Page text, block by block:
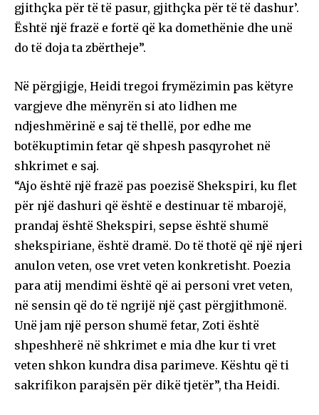
gjithçka për të të pasur, gjithçka për të të dashur’.
Është një frazë e fortë që ka domethënie dhe unë
do të doja ta zbërtheje”.
Në përgjigje, Heidi tregoi frymëzimin pas këtyre
vargjeve dhe mënyrën si ato lidhen me
ndjeshmërinë e saj të thellë, por edhe me
botëkuptimin fetar që shpesh pasqyrohet në
shkrimet e saj.
“Ajo është një frazë pas poezisë Shekspiri, ku flet
për një dashuri që është e destinuar të mbarojë,
prandaj është Shekspiri, sepse është shumë
shekspiriane, është dramë. Do të thotë që një njeri
anulon veten, ose vret veten konkretisht. Poezia
para atij mendimi është që ai personi vret veten,
në sensin që do të ngrijë një çast përgjithmonë.
Unë jam një person shumë fetar, Zoti është
shpeshherë në shkrimet e mia dhe kur ti vret
veten shkon kundra disa parimeve. Kështu që ti
sakrifikon parajsën për dikë tjetër”, tha Heidi.